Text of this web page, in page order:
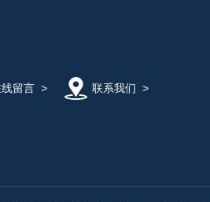
留言> 联系我们 >